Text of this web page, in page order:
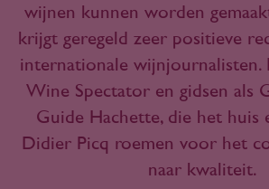
wijnen kunnen worden
krijgt geregeld zeer positieve
internationale wijnjournalisten.
Wine Spectator en gidsen als
Guide Hachette, die het huis
Didier Picq roemen voor het
naar kwaliteit.